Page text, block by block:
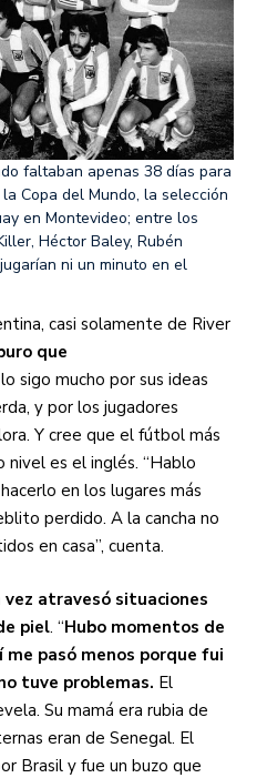
faltaban apenas 38 días para
Copa del Mundo, la selección
en Montevideo; entre los
Héctor Baley, Rubén
ni un minuto en el
casi solamente de River
que
sigo mucho por sus ideas
y por los jugadores
Y cree que el fútbol más
es el inglés. “Hablo
en los lugares más
perdido. A la cancha no
en casa”, cuenta.
vez atravesó situaciones
piel. “Hubo momentos de
me pasó menos porque fui
tuve problemas. El
Su mamá era rubia de
eran de Senegal. El
Brasil y fue un buzo que